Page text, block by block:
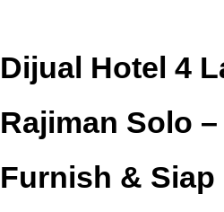
Dijual Hotel 4
Rajiman Solo
Furnish &